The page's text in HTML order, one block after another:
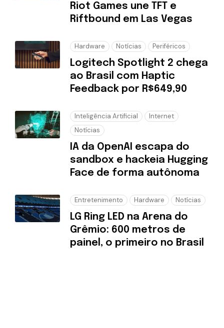
Riot Games une TFT e
Riftbound em Las Vegas
Hardware Notícias Periféricos
Logitech Spotlight 2 chega
ao Brasil com Haptic
Feedback por R$649,90
Inteligência Artificial
Internet
Notícias
IA da OpenAI escapa do
sandbox e hackeia Hugging
Face de forma autônoma
Entretenimento Hardware Notícias
LG Ring LED na Arena do
Grêmio: 600 metros de
painel, o primeiro no Brasil